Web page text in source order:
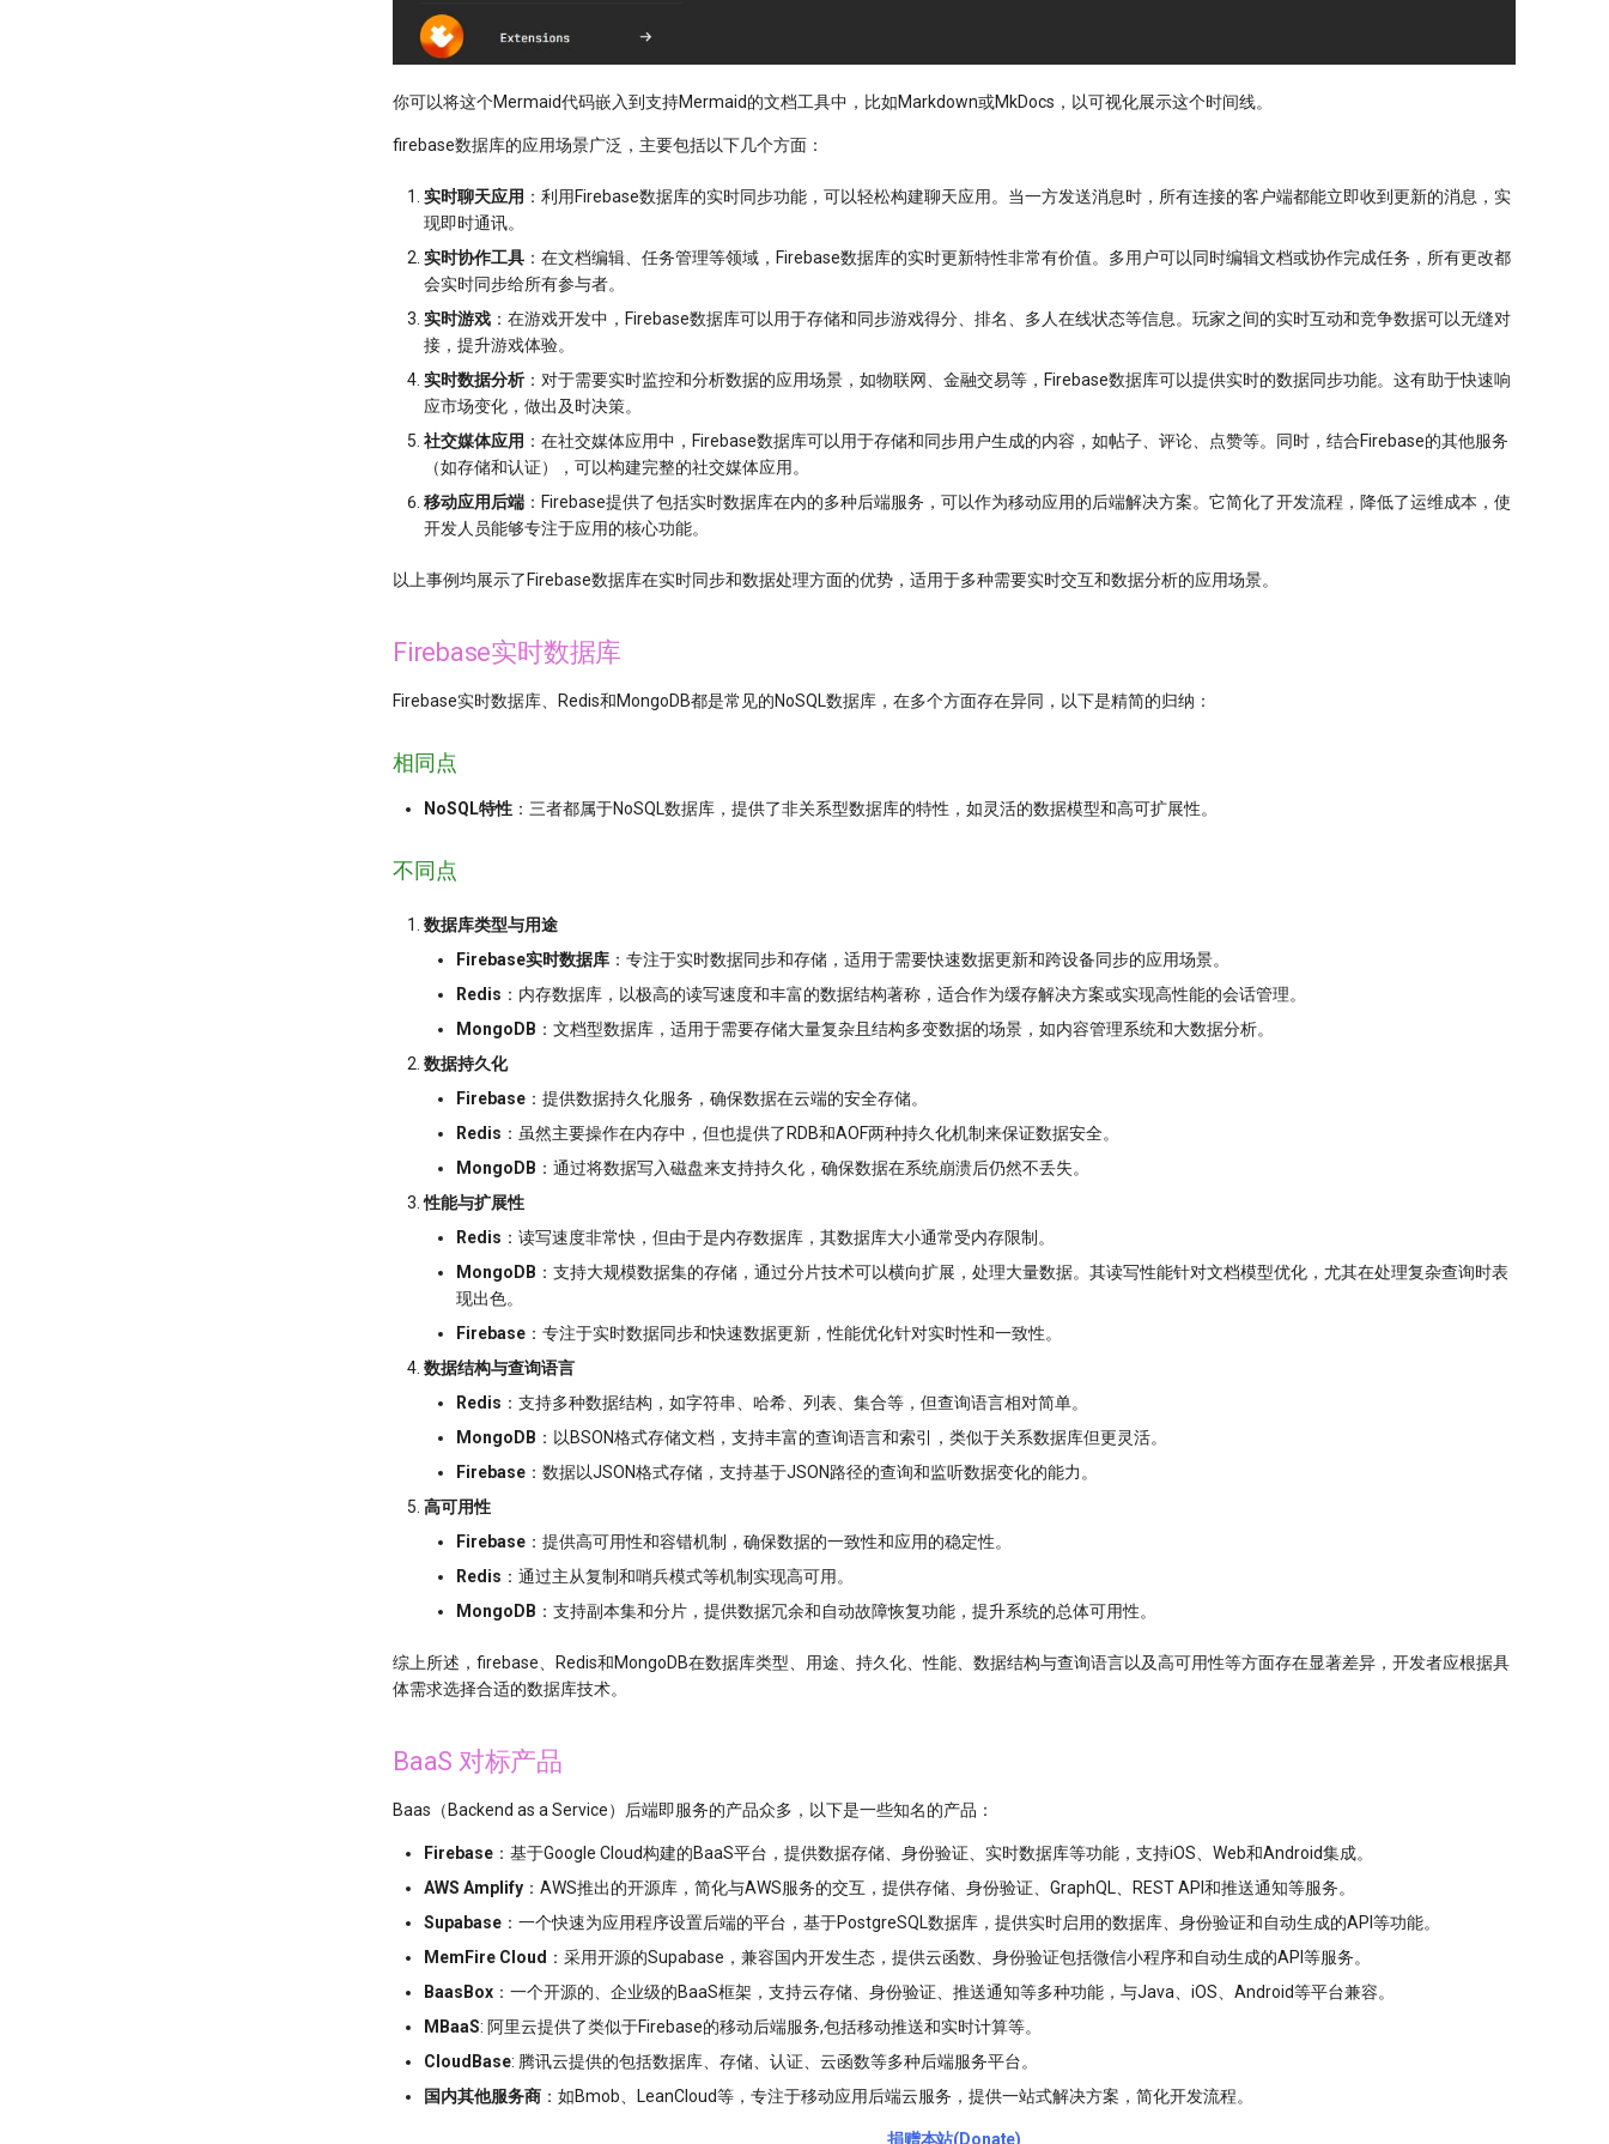
你可以将这个Mermaid代码嵌入到支持Mermaid的文档工具中，比如Markdown或MkDocs，以可视化展示这个时间线。
firebase数据库的应用场景广泛，主要包括以下几个方面：
实时聊天应用 ：利用Firebase数据库的实时同步功能，可以轻松构建聊天应用。当一方发送消息时，所有连接的客户端都能立即收到更新的消息，实
现即时通讯。
实时协作工具 ：在文档编辑、任务管理等领域，Firebase数据库的实时更新特性非常有价值。多用户可以同时编辑文档或协作完成任务，所有更改都
会实时同步给所有参与者。
实时游戏 ：在游戏开发中，Firebase数据库可以用于存储和同步游戏得分、排名、多人在线状态等信息。玩家之间的实时互动和竞争数据可以无缝对
接，提升游戏体验。
实时数据分析：对于需要实时监控和分析数据的应用场景，如物联网、金融交易等，Firebase数据库可以提供实时的数据同步功能。这有助于快速响
应市场变化，做出及时决策。
社交媒体应用 ：在社交媒体应用中，Firebase数据库可以用于存储和同步用户生成的内容，如帖子、评论、点赞等。同时，结合Firebase的其他服务
（如存储和认证），可以构建完整的社交媒体应用。
移动应用后端 ：Firebase提供了包括实时数据库在内的多种后端服务，可以作为移动应用的后端解决方案。它简化了开发流程，降低了运维成本，使
开发人员能够专注于应用的核心功能。
以上事例均展示了Firebase数据库在实时同步和数据处理方面的优势，适用于多种需要实时交互和数据分析的应用场景。
Firebase实时数据库
Firebase实时数据库、Redis和MongoDB都是常见的NoSQL数据库，在多个方面存在异同，以下是精简的归纳：
相同点
NoSQL特性 ：三者都属于NoSQL数据库，提供了非关系型数据库的特性，如灵活的数据模型和高可扩展性。
不同点
数据库类型与用途
Firebase实时数据库：专注于实时数据同步和存储，适用于需要快速数据更新和跨设备同步的应用场景。
Redis ：内存数据库，以极高的读写速度和丰富的数据结构著称，适合作为缓存解决方案或实现高性能的会话管理。
MongoDB ：文档型数据库，适用于需要存储大量复杂且结构多变数据的场景，如内容管理系统和大数据分析。
数据持久化
Firebase：提供数据持久化服务，确保数据在云端的安全存储。
Redis ：虽然主要操作在内存中，但也提供了RDB和AOF两种持久化机制来保证数据安全。
MongoDB ：通过将数据写入磁盘来支持持久化，确保数据在系统崩溃后仍然不丢失。
性能与扩展性
Redis ：读写速度非常快，但由于是内存数据库，其数据库大小通常受内存限制。
MongoDB ：支持大规模数据集的存储，通过分片技术可以横向扩展，处理大量数据。其读写性能针对文档模型优化，尤其在处理复杂查询时表
现出色。
Firebase：专注于实时数据同步和快速数据更新，性能优化针对实时性和一致性。
数据结构与查询语言
Redis ：支持多种数据结构，如字符串、哈希、列表、集合等，但查询语言相对简单。
MongoDB ：以BSON格式存储文档，支持丰富的查询语言和索引，类似于关系数据库但更灵活。
Firebase：数据以JSON格式存储，支持基于JSON路径的查询和监听数据变化的能力。
高可用性
Firebase：提供高可用性和容错机制，确保数据的一致性和应用的稳定性。
Redis ：通过主从复制和哨兵模式等机制实现高可用。
MongoDB ：支持副本集和分片，提供数据冗余和自动故障恢复功能，提升系统的总体可用性。
综上所述，firebase、Redis和MongoDB在数据库类型、用途、持久化、性能、数据结构与查询语言以及高可用性等方面存在显著差异，开发者应根据具
体需求选择合适的数据库技术。
BaaS 对标产品
Baas（Backend as a Service）后端即服务的产品众多，以下是一些知名的产品：
Firebase ：基于Google Cloud构建的BaaS平台，提供数据存储、身份验证、实时数据库等功能，支持iOS、Web和Android集成。
AWS Amplify ：AWS推出的开源库，简化与AWS服务的交互，提供存储、身份验证、GraphQL、REST API和推送通知等服务。
Supabase ：一个快速为应用程序设置后端的平台，基于PostgreSQL数据库，提供实时启用的数据库、身份验证和自动生成的API等功能。
MemFire Cloud ：采用开源的Supabase，兼容国内开发生态，提供云函数、身份验证包括微信小程序和自动生成的API等服务。
BaasBox ：一个开源的、企业级的BaaS框架，支持云存储、身份验证、推送通知等多种功能，与Java、iOS、Android等平台兼容。
MBaaS: 阿里云提供了类似于Firebase的移动后端服务,包括移动推送和实时计算等。
CloudBase: 腾讯云提供的包括数据库、存储、认证、云函数等多种后端服务平台。
国内其他服务商 ：如Bmob、LeanCloud等，专注于移动应用后端云服务，提供一站式解决方案，简化开发流程。
捐赠本站(Donate)